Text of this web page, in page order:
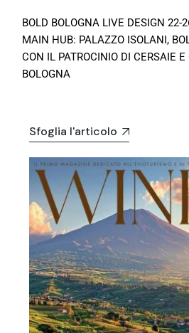
BOLD BOLOGNA LIVE DESIGN 22-
MAIN HUB: PALAZZO ISOLANI,
CON IL PATROCINIO DI CERSAIE
BOLOGNA
Sfoglia l'articolo